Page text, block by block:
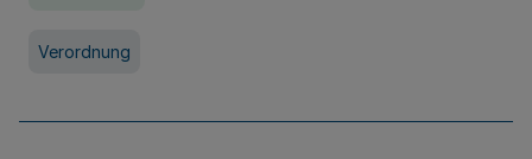
Verordnung